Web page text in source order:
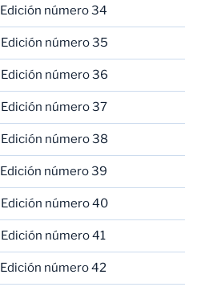
número 34
número 35
número 36
número 37
número 38
número 39
número 40
número 41
número 42